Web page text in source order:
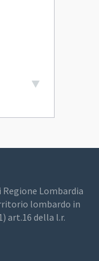
Lombardia
lombardo in
art.16 della l.r.